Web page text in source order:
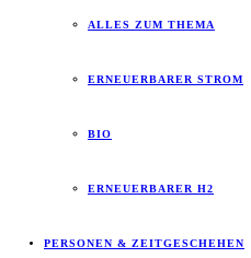
ALLES ZUM THEMA
ERNEUERBARER STROM
BIO
ERNEUERBARER H2
PERSONEN & ZEITGESCHEHEN